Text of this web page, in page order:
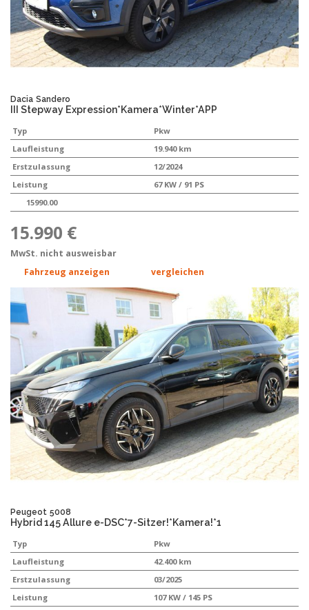
Dacia Sandero
III Stepway Expression*Kamera*Winter*APP
Typ
Pkw
Laufleistung
19.940 km
Erstzulassung
12/2024
Leistung
67 KW / 91 PS
15990.00
15.990 €
MwSt. nicht ausweisbar
Fahrzeug anzeigen
vergleichen
Peugeot 5008
Hybrid 145 Allure e-DSC*7-Sitzer!*Kamera!*1
Typ
Pkw
Laufleistung
42.400 km
Erstzulassung
03/2025
Leistung
107 KW / 145 PS